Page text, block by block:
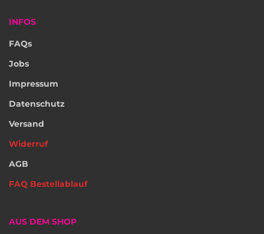
INFOS
FAQs
Jobs
Impressum
Datenschutz
Versand
Widerruf
AGB
FAQ Bestellablauf
AUS DEM SHOP